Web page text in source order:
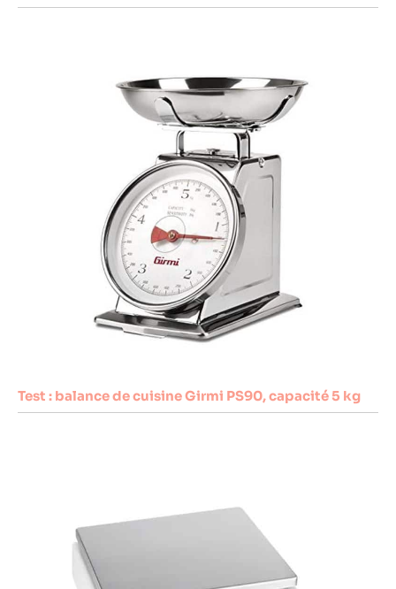
Test : balance de cuisine Girmi PS90, capacité 5 kg